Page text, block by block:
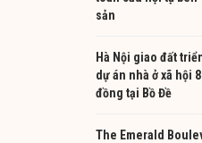
sản
Hà Nội giao đất
dự án nhà ở xã hội
đồng tại Bồ Đề
The Emerald